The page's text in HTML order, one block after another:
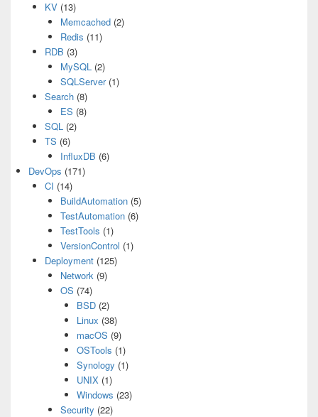
KV(13)
Memcached (2)
Redis (11)
RDB (3)
MySQL (2)
SQLServer(1)
Search(8)
ES (8)
SQL(2)
TS (6)
InfluxDB (6)
DevOps (171)
CI (14)
BuildAutomation (5)
TestAutomation (6)
TestTools (1)
VersionControl (1)
Deployment(125)
Network (9)
OS (74)
BSD(2)
Linux (38)
macOS (9)
OSTools (1)
Synology (1)
UNIX(1)
Windows (23)
Security (22)